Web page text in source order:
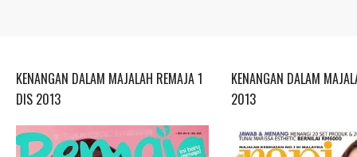
KENANGAN DALAM MAJALAH REMAJA 1
DIS 2013
KENANGAN DALAM
2013